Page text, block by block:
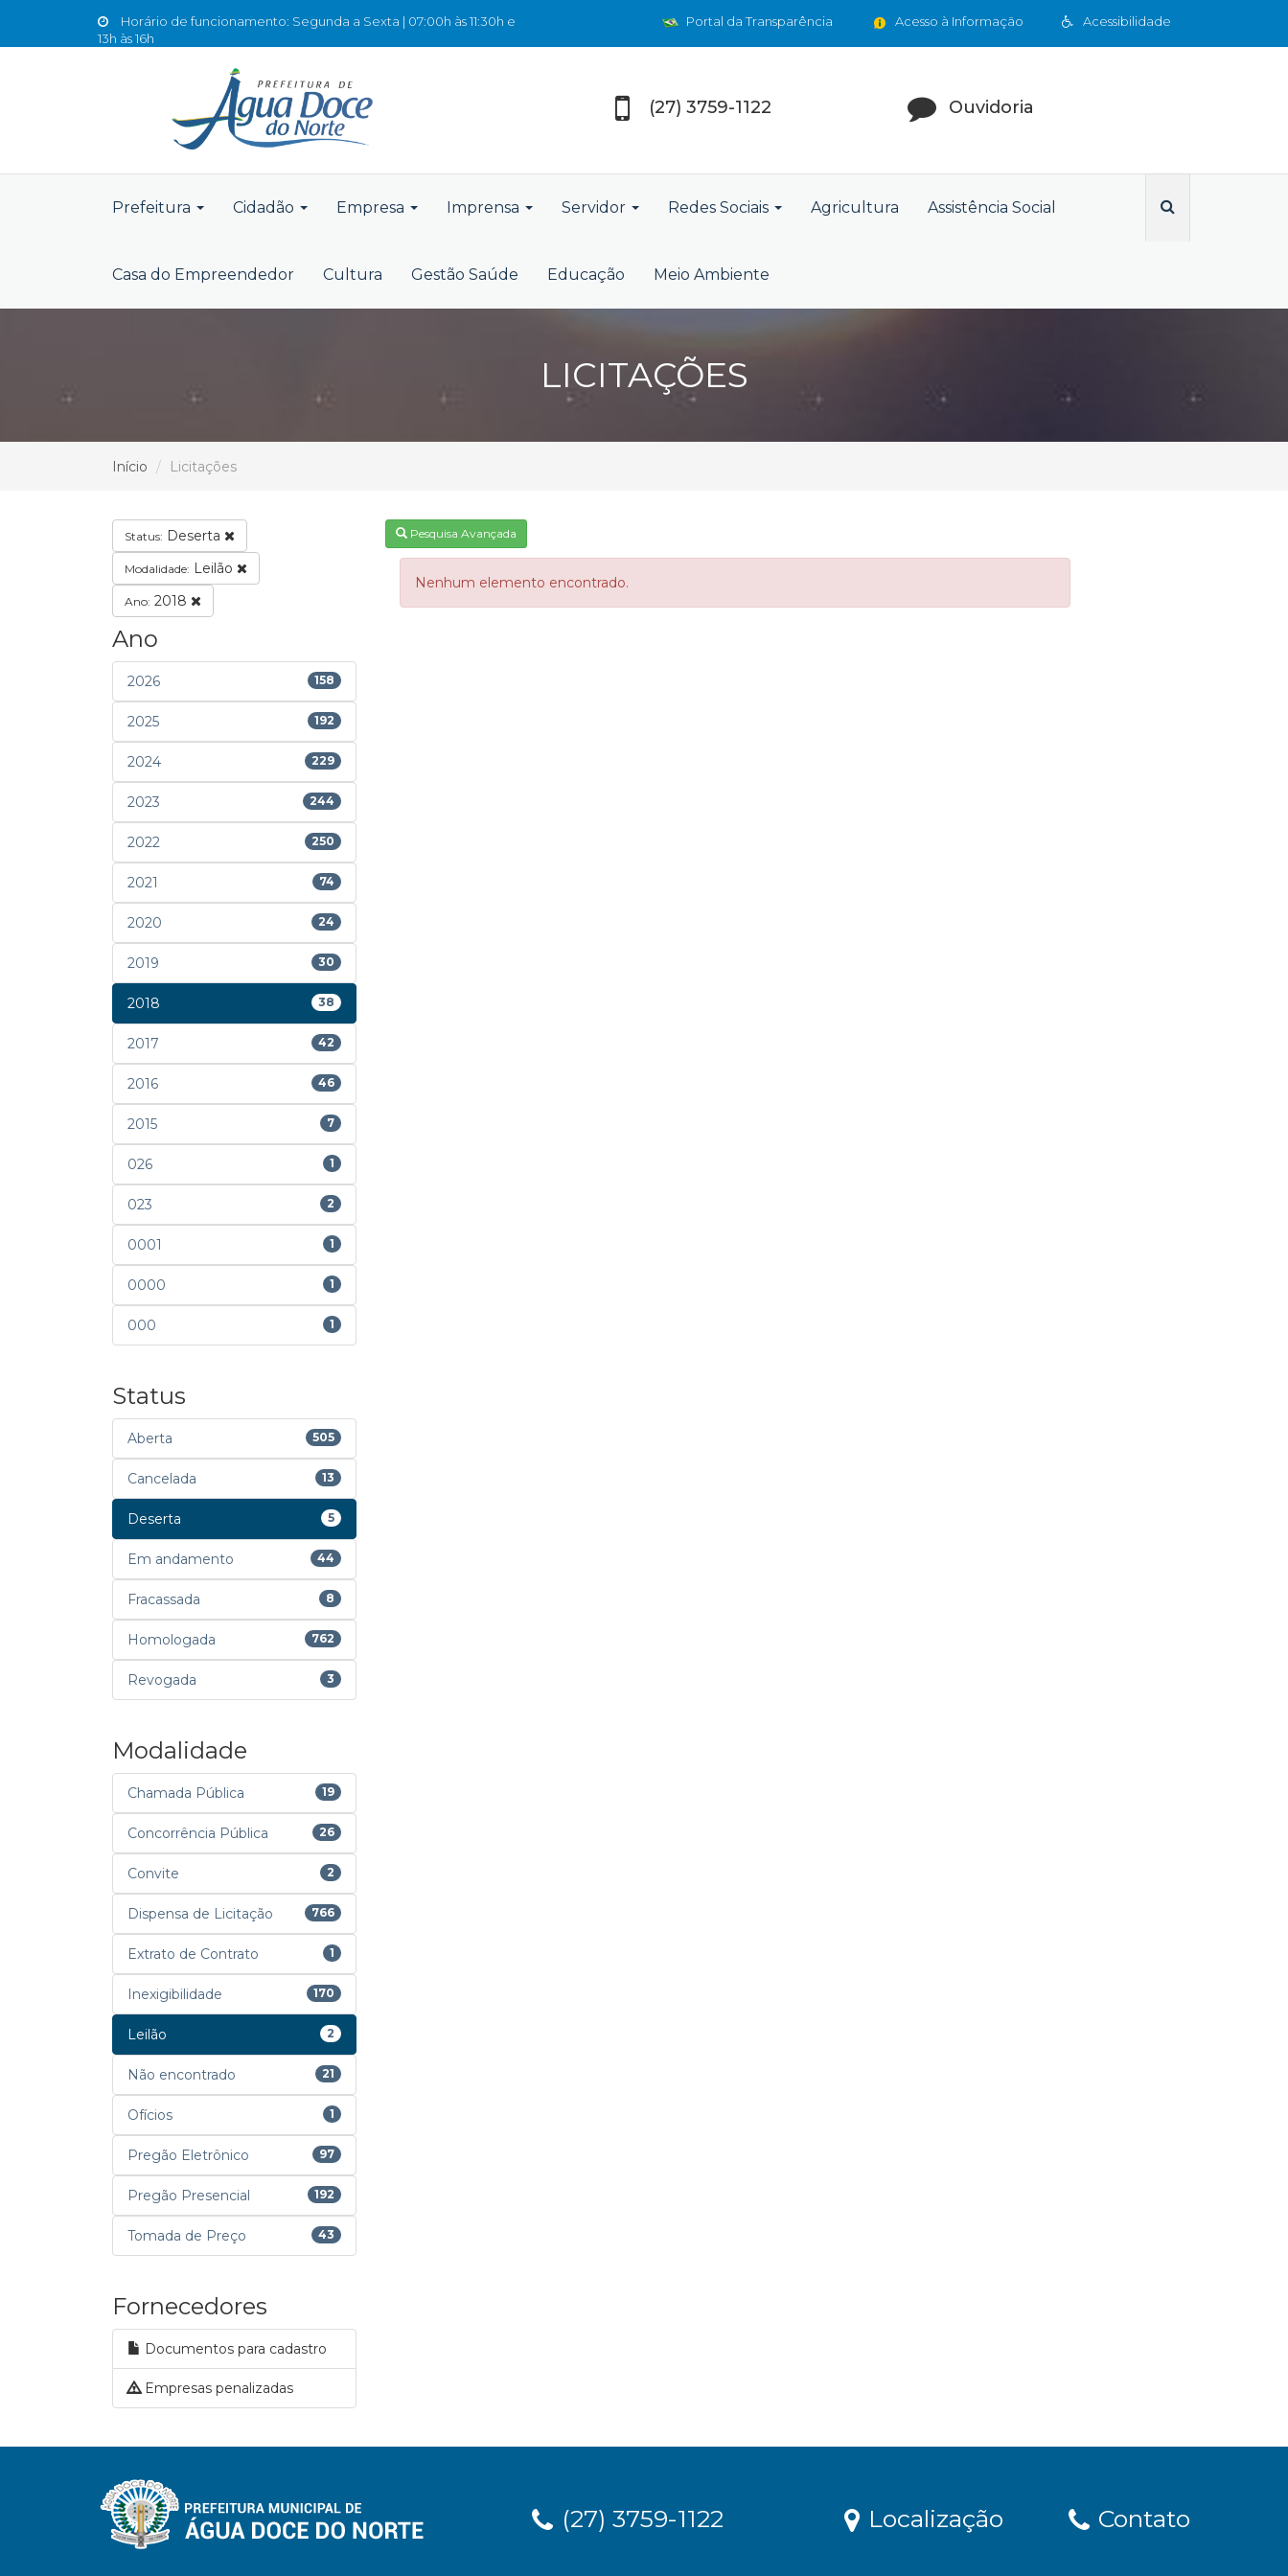
Horário de funcionamento: Segunda a Sexta | 07:00h às 11:30h e
13h às 16h
Acessibilidade
Acesso à Informação
Portal da Transparência
(27) 3759-1122 Ouvidoria
Prefeitura Cidadão Empresa Imprensa Servidor Redes Sociais Agricultura Assistência Social
Casa do Empreendedor Cultura Gestão Saúde Educação Meio Ambiente
LICITAÇÕES
Início Licitações
Status: Deserta
Modalidade: Leilão
Ano: 2018
Ano
2026 158
2025 192
2024 229
2023 244
2022 250
2021 74
2020 24
2019 30
2018 38
2017 42
2016 46
2015 7
026 1
023 2
0001 1
0000 1
000 1
Status
Aberta 505
Cancelada 13
Deserta 5
Em andamento 44
Fracassada 8
Homologada 762
Revogada 3
Modalidade
Chamada Pública 19
Concorrência Pública 26
Convite 2
Dispensa de Licitação 766
Extrato de Contrato 1
Inexigibilidade 170
Leilão 2
Não encontrado 21
Ofícios 1
Pregão Eletrônico 97
Pregão Presencial 192
Tomada de Preço 43
Fornecedores
Documentos para cadastro
Empresas penalizadas
Pesquisa Avançada
Nenhum elemento encontrado.
(27) 3759-1122 Localização Contato